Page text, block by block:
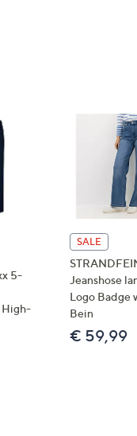
5-
SALE
Jeanshose
Logo Badge
Bein
€ 59,99